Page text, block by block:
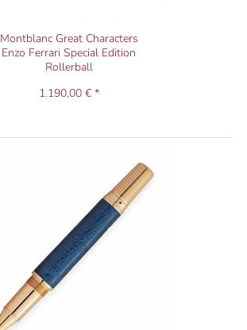
Montblanc Great Characters
Enzo Ferrari Special Edition
Rollerball
1.190,00 € *